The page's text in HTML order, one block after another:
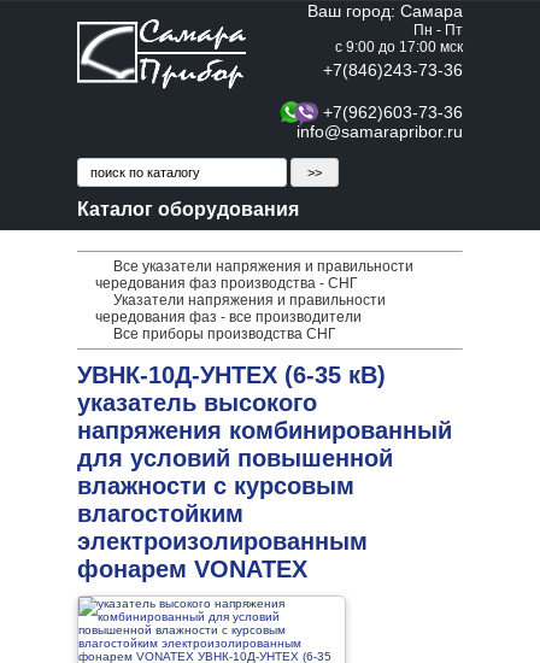
Ваш город: Самара
Пн - Пт
с 9:00 до 17:00 мск
+7(846)243-73-36
+7(962)603-73-36
info@samarapribor.ru
Каталог оборудования
Все указатели напряжения и правильности
чередования фаз производства - СНГ
Указатели напряжения и правильности
чередования фаз - все производители
Все приборы производства СНГ
УВНК-10Д-УНТЕХ (6-35 кВ)
указатель высокого
напряжения комбинированный
для условий повышенной
влажности с курсовым
влагостойким
электроизолированным
фонарем VONATEX